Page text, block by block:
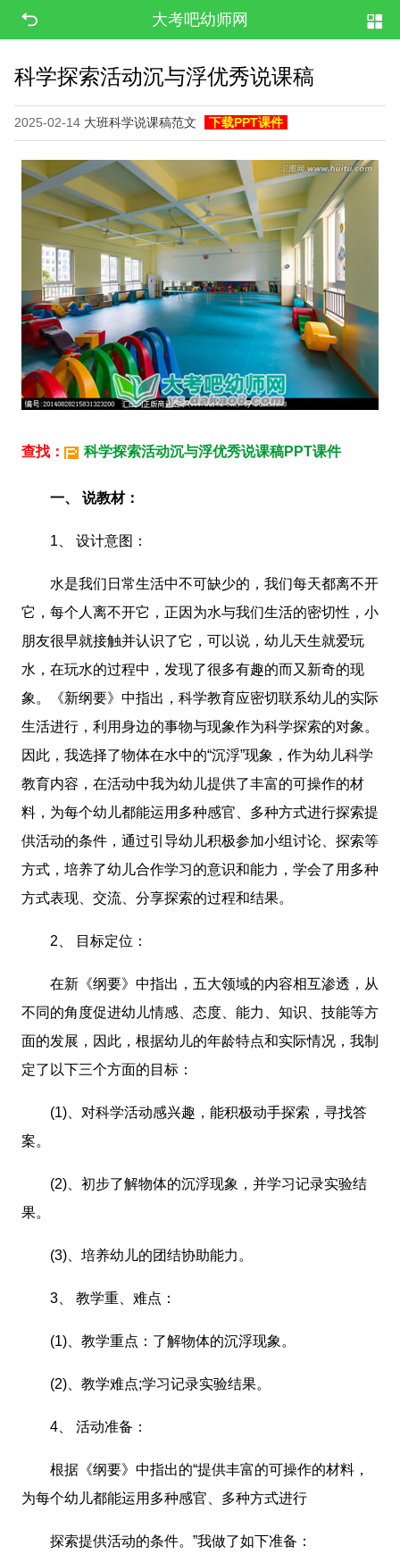
大考吧幼师网
科学探索活动沉与浮优秀说课稿
2025-02-14 大班科学说课稿范文 下载PPT课件
查找： 科学探索活动沉与浮优秀说课稿PPT课件
一、 说教材：
1、 设计意图：
水是我们日常生活中不可缺少的，我们每天都离不开
它，每个人离不开它，正因为水与我们生活的密切性，小
朋友很早就接触并认识了它，可以说，幼儿天生就爱玩
水，在玩水的过程中，发现了很多有趣的而又新奇的现
象。《新纲要》中指出，科学教育应密切联系幼儿的实际
生活进行，利用身边的事物与现象作为科学探索的对象。
因此，我选择了物体在水中的“沉浮”现象，作为幼儿科学
教育内容，在活动中我为幼儿提供了丰富的可操作的材
料，为每个幼儿都能运用多种感官、多种方式进行探索提
供活动的条件，通过引导幼儿积极参加小组讨论、探索等
方式，培养了幼儿合作学习的意识和能力，学会了用多种
方式表现、交流、分享探索的过程和结果。
2、 目标定位：
在新《纲要》中指出，五大领域的内容相互渗透，从
不同的角度促进幼儿情感、态度、能力、知识、技能等方
面的发展，因此，根据幼儿的年龄特点和实际情况，我制
定了以下三个方面的目标：
(1)、对科学活动感兴趣，能积极动手探索，寻找答
案。
(2)、初步了解物体的沉浮现象，并学习记录实验结
果。
(3)、培养幼儿的团结协助能力。
3、 教学重、难点：
(1)、教学重点：了解物体的沉浮现象。
(2)、教学难点;学习记录实验结果。
4、 活动准备：
根据《纲要》中指出的“提供丰富的可操作的材料，
为每个幼儿都能运用多种感官、多种方式进行
探索提供活动的条件。”我做了如下准备：